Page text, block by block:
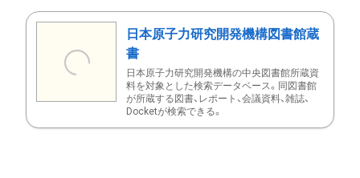
日本原子力研究開発機構図書館蔵
書
日本原子力研究開発機構の中央図書館所蔵資
料を対象とした検索データベース。同図書館
が所蔵する図書、レポート、会議資料、雑誌、
Docketが検索できる。